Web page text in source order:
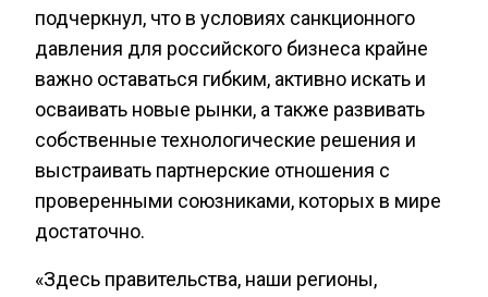
подчеркнул, что в условиях санкционного
давления для российского бизнеса крайне
важно оставаться гибким, активно искать и
осваивать новые рынки, а также развивать
собственные технологические решения и
выстраивать партнерские отношения с
проверенными союзниками, которых в мире
достаточно.
«Здесь правительства, наши регионы,